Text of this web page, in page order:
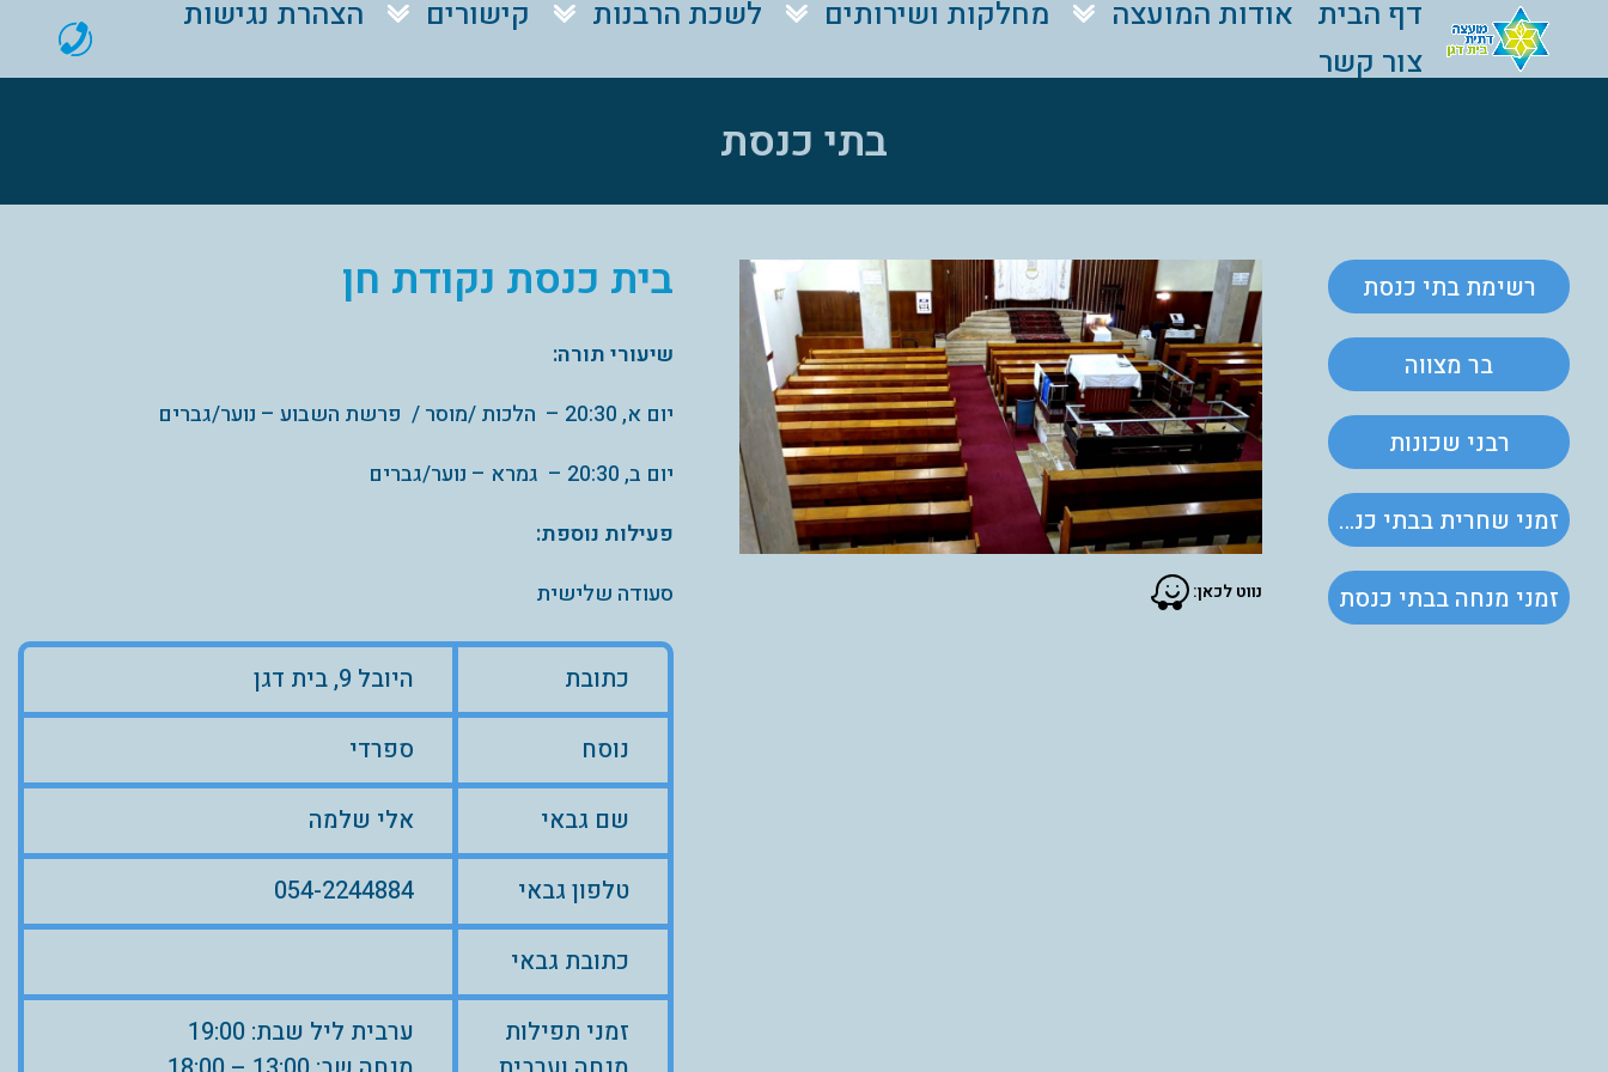
דף הבית אודות המועצה מחלקות ושירותים לשכת הרבנות קישורים
הצהרת נגישות
צור קשר
בתי כנסת
רשימת בתי כנסת
בר מצווה
רבני שכונות
זמני שחרית בבתי כנסת
זמני מנחה בבתי כנסת נווט לכאן:
בית כנסת נקודת חן
שיעורי תורה:
יום א, 20:30 – הלכות /מוסר / פרשת השבוע – נוער/גברים
יום ב, 20:30 – גמרא – נוער/גברים
פעילות נוספת:
סעודה שלישית
כתובת היובל 9, בית דגן
נוסח ספרדי
שם גבאי אלי שלמה
טלפון גבאי 054-2244884
כתובת גבאי
זמני תפילות
ערבית ליל שבת: 19:00